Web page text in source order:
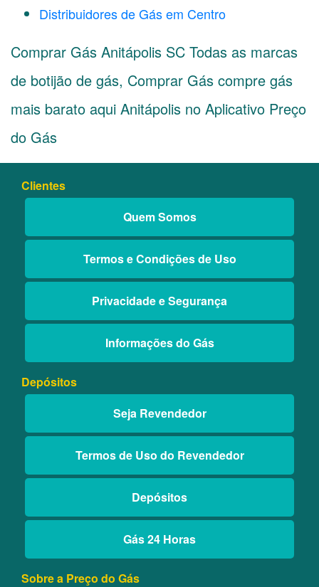
Distribuidores de Gás em Centro
Comprar Gás Anitápolis SC Todas as marcas
de botijão de gás, Comprar Gás compre gás
mais barato aqui Anitápolis no Aplicativo Preço
do Gás
Clientes
Quem Somos
Termos e Condições de Uso
Privacidade e Segurança
Informações do Gás
Depósitos
Seja Revendedor
Termos de Uso do Revendedor
Depósitos
Gás 24 Horas
Sobre a Preço do Gás